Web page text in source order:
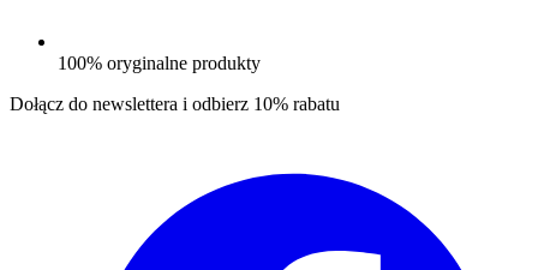
100% oryginalne produkty
Dołącz do newslettera i odbierz 10% rabatu